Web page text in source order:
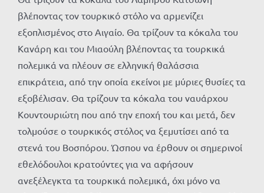
βλέποντας τον τουρκικό στόλο να αρμενίζει
εξοπλισμένος στο Αιγαίο. Θα τρίζουν τα κόκαλα του
Κανάρη και του Μιαούλη βλέποντας τα τουρκικά
πολεμικά να πλέουν σε ελληνική θαλάσσια
επικράτεια, από την οποία εκείνοι με μύριες θυσίες τα
εξοβέλισαν. Θα τρίζουν τα κόκαλα του ναυάρχου
Κουντουριώτη που από την εποχή του και μετά, δεν
τολμούσε ο τουρκικός στόλος να ξεμυτίσει από τα
στενά του Βοσπόρου. Ώσπου να έρθουν οι σημερινοί
εθελόδουλοι κρατούντες για να αφήσουν
ανεξέλεγκτα τα τουρκικά πολεμικά, όχι μόνο να